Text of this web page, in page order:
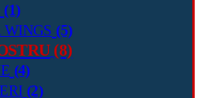
(1)
WINGS (5)
(8)
(4)
(2)